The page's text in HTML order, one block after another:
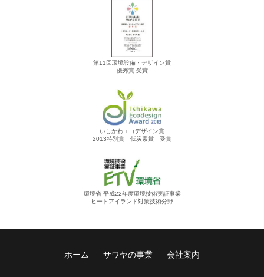
第11回環境設備・デザイン賞
優秀賞 受賞
いしかわエコデザイン賞
2013特別賞 低炭素賞 受賞
環境省 平成22年度環境技術実証事業
ヒートアイランド対策技術分野
ホーム サワヤの事業 会社案内